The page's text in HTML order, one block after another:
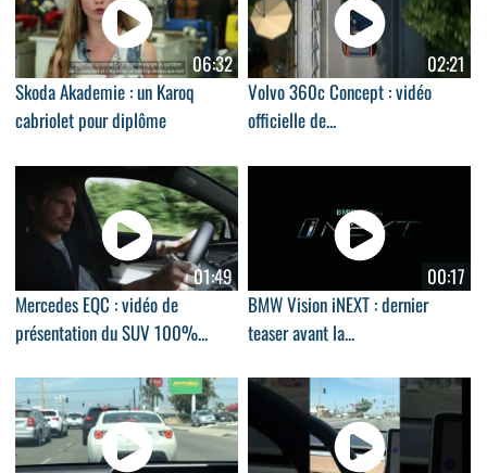
06:32
Skoda Akademie : un Karoq
cabriolet pour diplôme
02:21
Volvo 360c Concept : vidéo
officielle de...
01:49
Mercedes EQC : vidéo de
présentation du SUV 100%...
00:17
BMW Vision iNEXT : dernier
teaser avant la...